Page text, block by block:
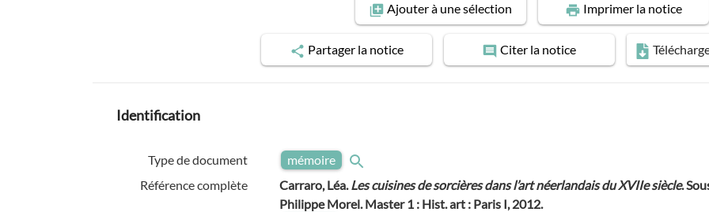
Ajouterà une sélection Imprimerla notice
Partagerla notice Citer la notice
Identification
Type de document
mémoire
Référence complète
Carraro, Léa.Les cuisines de sorcières dans l’art néerlandais du XVIIe siècle.
Philippe Morel. Master 1 : Hist. art : Paris I, 2012.